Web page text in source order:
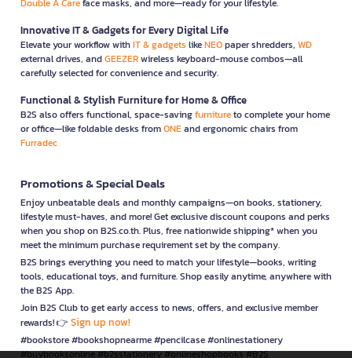
Double A Careface masks, and more—ready for your lifestyle.
Innovative IT & Gadgets for Every Digital Life
Elevate your workflow withIT & gadgets likeNEOpaper shredders, WD
external drives, andGEEZERwireless keyboard-mouse combos—all
carefully selected for convenience and security.
Functional & Stylish Furniture for Home & Office
B2S also offers functional, space-savingfurnitureto complete your home
or office—like foldable desks fromONEand ergonomic chairs from
Furradec
Promotions & Special Deals
Enjoy unbeatable deals and monthly campaigns—on books, stationery,
lifestyle must-haves, and more! Get exclusive discount coupons and perks
when you shop on B2S.co.th. Plus, free nationwide shipping* when you
meet the minimum purchase requirement set by the company.
B2S brings everything you need to match your lifestyle—books, writing
tools, educational toys, and furniture. Shop easily anytime, anywhere with
the B2S App.
Join B2S Club to get early access to news, offers, and exclusive member
rewards! 👉 Sign up now!
#bookstore #bookshopnearme #pencilcase #onlinestationery
#buybooksonline #b2sstationery #onlineshopbooks #B2S